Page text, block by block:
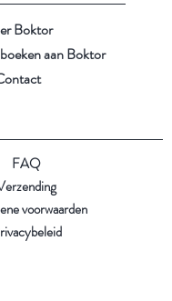
Boktor
aan Boktor
FAQ
voorwaarden